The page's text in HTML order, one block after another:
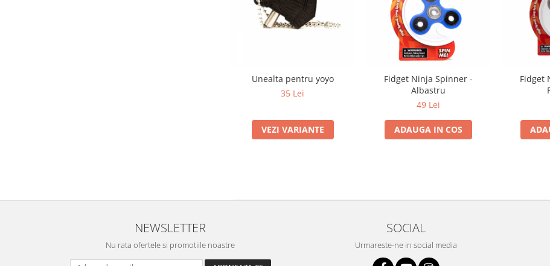
Unealta pentru yoyo
35 Lei
VEZI VARIANTE
Fidget Ninja Spinner -
Albastru
49 Lei
ADAUGA IN COS
Fidget
NEWSLETTER
Nu rata ofertele si promotiile noastre
SOCIAL
Urmareste-ne in social media